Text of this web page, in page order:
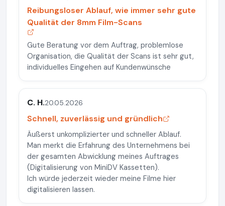
Reibungsloser Ablauf, wie immer sehr gute
Qualität der 8mm Film-Scans
Gute Beratung vor dem Auftrag, problemlose
Organisation, die Qualität der Scans ist sehr gut,
individuelles Eingehen auf Kundenwünsche
C. H.20.05.2026
Schnell, zuverlässig und gründlich
Äußerst unkomplizierter und schneller Ablauf.
Man merkt die Erfahrung des Unternehmens bei
der gesamten Abwicklung meines Auftrages
(Digitalisierung von MiniDV Kassetten).
Ich würde jederzeit wieder meine Filme hier
digitalisieren lassen.